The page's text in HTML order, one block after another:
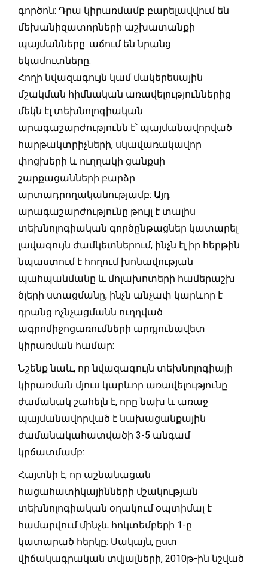
գործոն: Դրա կիրառմամբ բարելավվում են
մեխանիզատորների աշխատանքի
պայմանները. աճում են նրանց
եկամուտները:
Հողի նվազագույն կամ մակերեսային
մշակման հիմնական առավելություններից
մեկն էլ տեխնոլոգիական
արագաշարժությունն է՝ պայմանավորված
հարթակտրիչների, սկավառակավոր
փոցխերի և ուղղակի ցանքսի
շարքացանների բարձր
արտադրողականությամբ: Այդ
արագաշարժությունը թույլ է տալիս
տեխնոլոգիական գործընթացներ կատարել
լավագույն ժամկետներում, ինչն էլ իր հերթին
նպաստում է հողում խոնավության
պահպանմանը և մոլախոտերի համերաշխ
ծլերի ստացմանը, ինչն անչափ կարևոր է
դրանց ոչնչացմանն ուղղված
ագրոմիջոցառումների արդյունավետ
կիրառման համար:
Նշենք նաև, որ նվազագույն տեխնոլոգիայի
կիրառման մյուս կարևոր առավելությունը
ժամանակ շահելն է, որը նախ և առաջ
պայմանավորված է նախացանքային
ժամանակահատվածի 3-5 անգամ
կրճատմամբ:
Հայտնի է, որ աշնանացան
հացահատիկայինների մշակության
տեխնոլոգիական օղակում օպտիմալ է
համարվում մինչև հոկտեմբերի 1-ը
կատարած հերկը: Սակայն, ըստ
վիճակագրական տվյալների, 2010թ-ին նշված